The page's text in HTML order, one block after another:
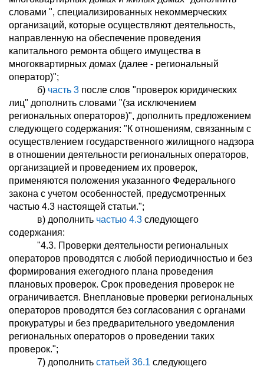
словами ", специализированных некоммерческих
организаций, которые осуществляют деятельность,
направленную на обеспечение проведения
капитального ремонта общего имущества в
многоквартирных домах (далее - региональный
оператор)";
б) часть 3 после слов "проверок юридических
лиц" дополнить словами "(за исключением
региональных операторов)", дополнить предложением
следующего содержания: "К отношениям, связанным с
осуществлением государственного жилищного надзора
в отношении деятельности региональных операторов,
организацией и проведением их проверок,
применяются положения указанного Федерального
закона с учетом особенностей, предусмотренных
частью 4.3 настоящей статьи.";
в) дополнить частью 4.3 следующего
содержания:
"4.3. Проверки деятельности региональных
операторов проводятся с любой периодичностью и без
формирования ежегодного плана проведения
плановых проверок. Срок проведения проверок не
ограничивается. Внеплановые проверки региональных
операторов проводятся без согласования с органами
прокуратуры и без предварительного уведомления
региональных операторов о проведении таких
проверок.";
7) дополнить статьей 36.1 следующего